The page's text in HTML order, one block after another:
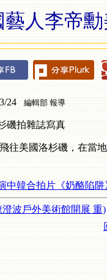
藝人李帝
24 編輯部 報導
磯拍雜誌寫真
往美國洛杉磯，在當
中韓合拍片《奶酪陷阱
澄波戶外美術館開展 重)